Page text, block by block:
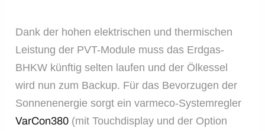
Dank der hohen elektrischen und thermischen
Leistung der PVT-Module muss das Erdgas-
BHKW künftig selten laufen und der Ölkessel
wird nun zum Backup. Für das Bevorzugen der
Sonnenenergie sorgt ein varmeco-Systemregler
VarCon380 (mit Touchdisplay und der Option